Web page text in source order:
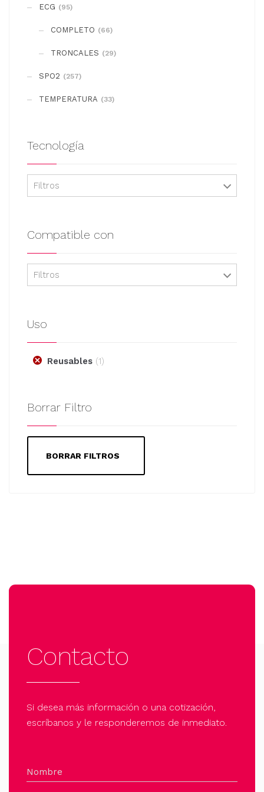
pueden
elegir
página
de
ECG (95)
COMPLETO (66)
TRONCALES (29)
SPO2 (257)
TEMPERATURA (33)
Tecnología
Filtros
Compatible con
Filtros
Uso
Reusables 1
Borrar Filtro
BORRAR FILTROS
Contacto
Si desea más información o una cotización,
escríbanos y le responderemos de inmediato.
Nombre